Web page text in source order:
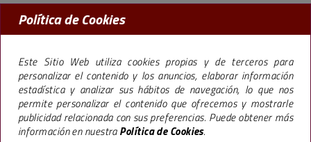
MADRID:91 456 09 97
BARCELONA: 93 238 50 77
La marca Premier,especializada en la promoción de pisos en Madrid y
Barcelona , lleva más de 40 años trabajando bajo una filosofía empresarial que le
ha llevado a construir más de 65.000 viviendas y 600.000 m2 de oficinas, hoteles y
Política de Cookies
Este Sitio Web utiliza cookies propias y de terceros para
personalizar el contenido y los anuncios, elaborar información
estadística y analizar sus hábitos de navegación, lo que nos
permite personalizar el contenido que ofrecemos y mostrarle
publicidad relacionada con sus preferencias. Puede obtener más
información en nuestraPolítica de Cookies.